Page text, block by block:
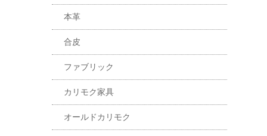
本革
合皮
ファブリック
カリモク家具
オールドカリモク